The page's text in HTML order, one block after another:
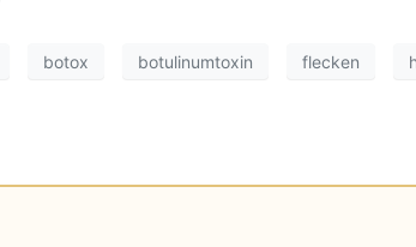
botox botulinumtoxin flecken